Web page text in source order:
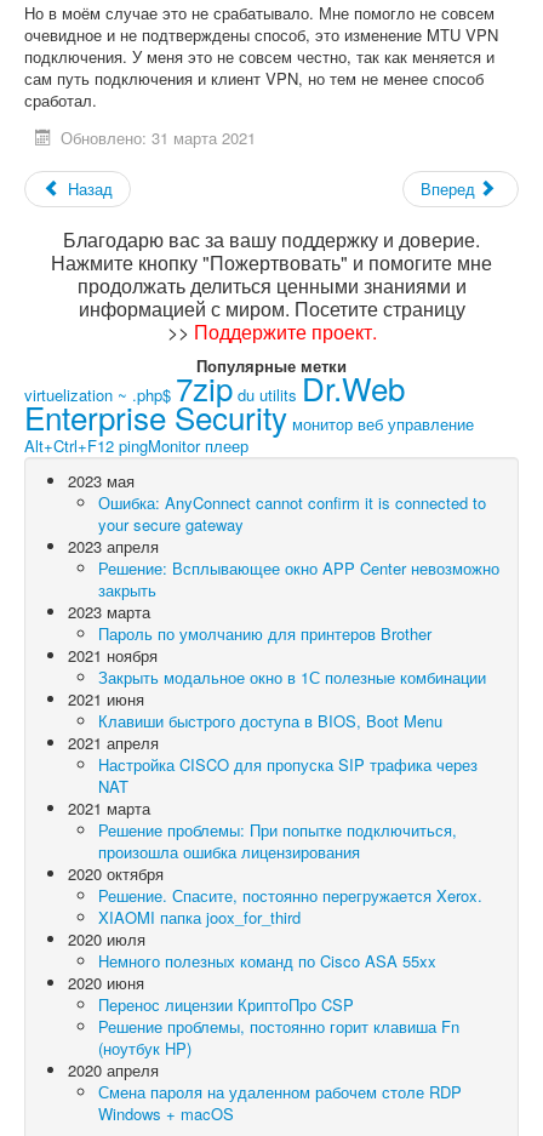
Но в моём случае это не срабатывало. Мне помогло не совсем
очевидное и не подтверждены способ, это изменение MTU VPN
подключения. У меня это не совсем честно, так как меняется и
сам путь подключения и клиент VPN, но тем не менее способ
сработал.
Обновлено: 31 марта 2021
Назад Вперед
Благодарю вас за вашу поддержку и доверие.
Нажмите кнопку "Пожертвовать" и помогите мне
продолжать делиться ценными знаниями и
информацией с миром. Посетите страницу
>> Поддержите проект.
Популярные метки
virtuelization ~ .php$ 7zip du utilits Dr.Web
Enterprise Security монитор веб управление
Alt+Ctrl+F12 pingMonitor плеер
2023 мая
Ошибка: AnyConnect cannot confirm it is connected to
your secure gateway
2023 апреля
Решение: Всплывающее окно APP Center невозможно
закрыть
2023 марта
Пароль по умолчанию для принтеров Brother
2021 ноября
Закрыть модальное окно в 1С полезные комбинации
2021 июня
Клавиши быстрого доступа в BIOS, Boot Menu
2021 апреля
Настройка CISCO для пропуска SIP трафика через
NAT
2021 марта
Решение проблемы: При попытке подключиться,
произошла ошибка лицензирования
2020 октября
Решение. Спасите, постоянно перегружается Xerox.
XIAOMI папка joox_for_third
2020 июля
Немного полезных команд по Cisco ASA 55xx
2020 июня
Перенос лицензии КриптоПро CSP
Решение проблемы, постоянно горит клавиша Fn
(ноутбук HP)
2020 апреля
Смена пароля на удаленном рабочем столе RDP
Windows + macOS